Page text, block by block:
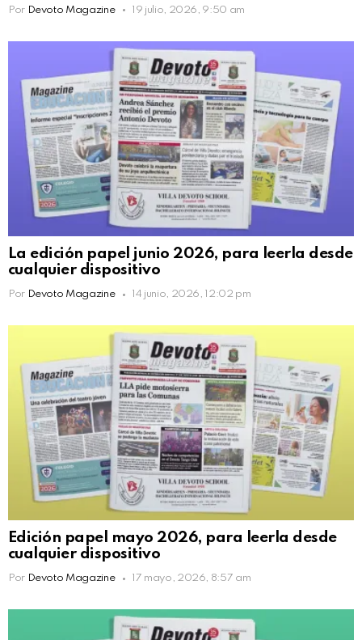
Por Devoto Magazine 19 julio, 2026, 9:50 am
La edición papel junio 2026, para leerla desde
cualquier dispositivo
Por Devoto Magazine 14 junio, 2026, 12:02 pm
Edición papel mayo 2026, para leerla desde
cualquier dispositivo
Por Devoto Magazine 17 mayo, 2026, 8:57 am